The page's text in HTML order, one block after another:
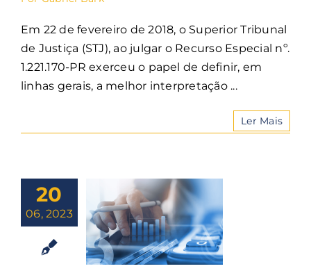
Em 22 de fevereiro de 2018, o Superior Tribunal
de Justiça (STJ), ao julgar o Recurso Especial nº.
1.221.170-PR exerceu o papel de definir, em
linhas gerais, a melhor interpretação ...
Ler Mais
20
06, 2023